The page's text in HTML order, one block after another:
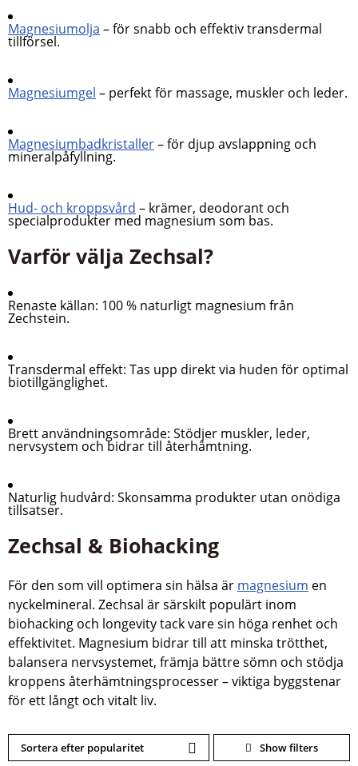
Magnesiumolja – för snabb och effektiv transdermal
tillförsel.
Magnesiumgel – perfekt för massage, muskler och leder.
Magnesiumbadkristaller– för djup avslappning och
mineralpåfyllning.
Hud- och kroppsvård – krämer, deodorant och
specialprodukter med magnesium som bas.
Varför välja Zechsal?
Renaste källan: 100 % naturligt magnesium från
Zechstein.
Transdermal effekt: Tas upp direkt via huden för optimal
biotillgänglighet.
Brett användningsområde: Stödjer muskler, leder,
nervsystem och bidrar till återhämtning.
Naturlig hudvård: Skonsamma produkter utan onödiga
tillsatser.
Zechsal & Biohacking
För den som vill optimera sin hälsa är magnesium en
nyckelmineral. Zechsal är särskilt populärt inom
biohacking och longevity tack vare sin höga renhet och
effektivitet. Magnesium bidrar till att minska trötthet,
balansera nervsystemet, främja bättre sömn och stödja
kroppens återhämtningsprocesser – viktiga byggstenar
för ett långt och vitalt liv.
Sortera efter popularitet